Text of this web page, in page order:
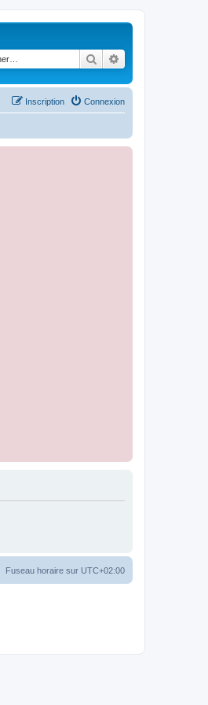
Rechercher
Connexion
Inscription
Fuseau horaire sur UTC+02:00